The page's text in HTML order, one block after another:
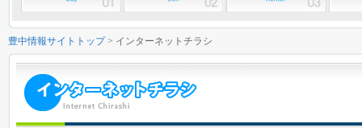
豊中情報サイトトップ> インターネットチラシ